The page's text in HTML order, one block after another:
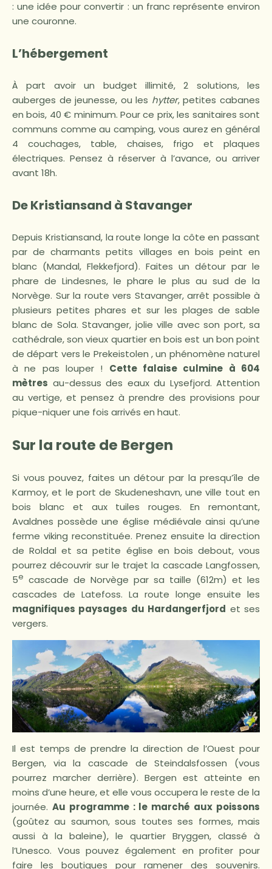
: une idée pour convertir : un franc représente environ
une couronne.
L’hébergement
À part avoir un budget illimité, 2 solutions, les
auberges de jeunesse, ou les hytter, petites cabanes
en bois, 40 € minimum. Pour ce prix, les sanitaires sont
communs comme au camping, vous aurez en général
4 couchages, table, chaises, frigo et plaques
électriques. Pensez à réserver à l’avance, ou arriver
avant 18h.
De Kristiansand à Stavanger
Depuis Kristiansand, la route longe la côte en passant
par de charmants petits villages en bois peint en
blanc (Mandal, Flekkefjord). Faites un détour par le
phare de Lindesnes, le phare le plus au sud de la
Norvège. Sur la route vers Stavanger, arrêt possible à
plusieurs petites phares et sur les plages de sable
blanc de Sola. Stavanger, jolie ville avec son port, sa
cathédrale, son vieux quartier en bois est un bon point
de départ vers le Prekeistolen , un phénomène naturel
à ne pas louper ! Cette falaise culmine à 604
mètres au-dessus des eaux du Lysefjord. Attention
au vertige, et pensez à prendre des provisions pour
pique-niquer une fois arrivés en haut.
Sur la route de Bergen
Si vous pouvez, faites un détour par la presqu’île de
Karmoy, et le port de Skudeneshavn, une ville tout en
bois blanc et aux tuiles rouges. En remontant,
Avaldnes possède une église médiévale ainsi qu’une
ferme viking reconstituée. Prenez ensuite la direction
de Roldal et sa petite église en bois debout, vous
pourrez découvrir sur le trajet la cascade Langfossen,
5e cascade de Norvège par sa taille (612m) et les
cascades de Latefoss. La route longe ensuite les
magnifiques paysages du Hardangerfjord et ses
vergers.
Il est temps de prendre la direction de l’Ouest pour
Bergen, via la cascade de Steindalsfossen (vous
pourrez marcher derrière). Bergen est atteinte en
moins d’une heure, et elle vous occupera le reste de la
journée. Au programme : le marché aux poissons
(goûtez au saumon, sous toutes ses formes, mais
aussi à la baleine), le quartier Bryggen, classé à
l’Unesco. Vous pouvez également en profiter pour
faire les boutiques pour ramener des souvenirs.